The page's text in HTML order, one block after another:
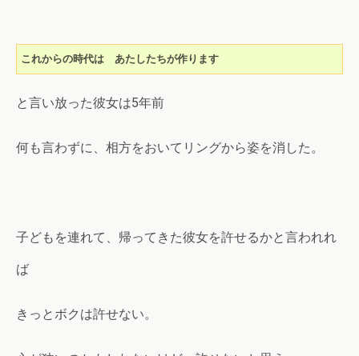
これからの時代は　あたしたちが作ります
と言い放った彼女は5年前
何も言わずに、相方をおいてリングから姿を消した。
子どもを連れて、帰ってきた彼女を許せるかと言われれ
ば
きっとボクは許せない。